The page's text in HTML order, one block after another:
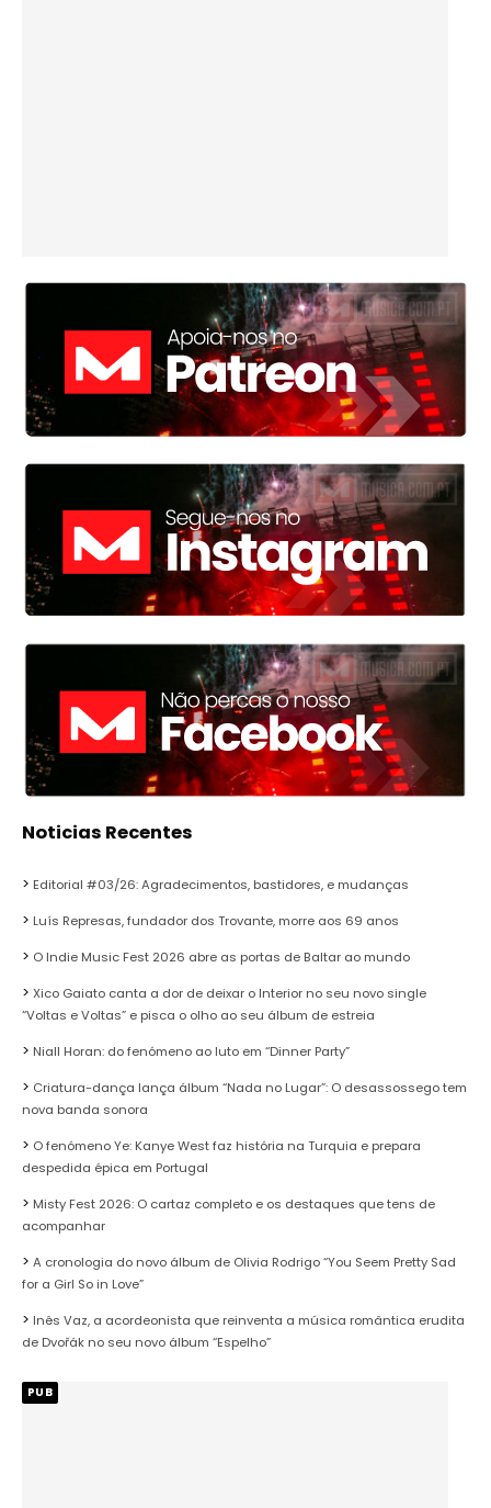
Noticias Recentes
Editorial #03/26: Agradecimentos, bastidores, e mudanças
Luís Represas, fundador dos Trovante, morre aos 69 anos
O Indie Music Fest 2026 abre as portas de Baltar ao mundo
Xico Gaiato canta a dor de deixar o Interior no seu novo single
“Voltas e Voltas” e pisca o olho ao seu álbum de estreia
Niall Horan: do fenómeno ao luto em “Dinner Party”
Criatura-dança lança álbum “Nada no Lugar”: O desassossego tem
nova banda sonora
O fenómeno Ye: Kanye West faz história na Turquia e prepara
despedida épica em Portugal
Misty Fest 2026: O cartaz completo e os destaques que tens de
acompanhar
A cronologia do novo álbum de Olivia Rodrigo “You Seem Pretty Sad
for a Girl So in Love”
Inês Vaz, a acordeonista que reinventa a música romântica erudita
de Dvořák no seu novo álbum “Espelho”
PUB